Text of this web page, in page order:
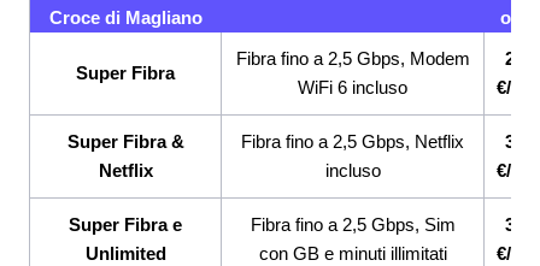
Croce di Magliano
Super Fibra
Fibra fino a 2,5 Gbps, Modem
WiFi 6 incluso
€/
Super Fibra &
Netflix
Fibra fino a 2,5 Gbps, Netflix
incluso
€/
Super Fibra e
Unlimited
Fibra fino a 2,5 Gbps, Sim
con GB e minuti illimitati
€/